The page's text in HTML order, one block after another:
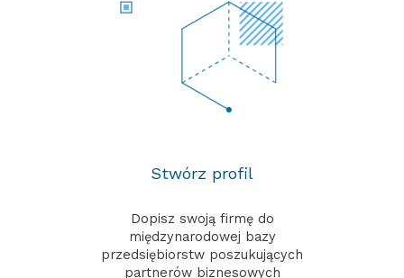
Stwórz profil
Dopisz swoją firmę do
międzynarodowej bazy
przedsiębiorstw poszukujących
partnerów biznesowych